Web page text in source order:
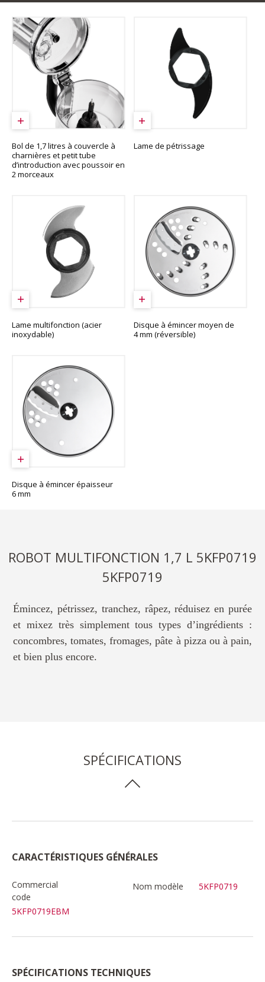
Bol de 1,7 litres à couvercle à
charnières et petit tube
d’introduction avec poussoir en
2 morceaux
Lame de pétrissage
Lame multifonction (acier
inoxydable)
Disque à émincer moyen de
4 mm (réversible)
Disque à émincer épaisseur
6 mm
ROBOT MULTIFONCTION 1,7 L 5KFP0719
5KFP0719
Émincez, pétrissez, tranchez, râpez, réduisez en purée
et mixez très simplement tous types d’ingrédients :
concombres, tomates, fromages, pâte à pizza ou à pain,
et bien plus encore.
SPÉCIFICATIONS
CARACTÉRISTIQUES GÉNÉRALES
Commercial
code
5KFP0719EBM
Nom modèle 5KFP0719
SPÉCIFICATIONS TECHNIQUES